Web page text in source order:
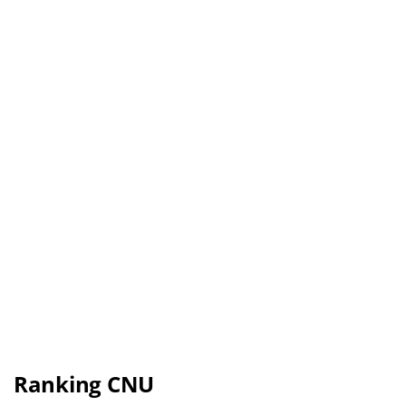
Ranking CNU